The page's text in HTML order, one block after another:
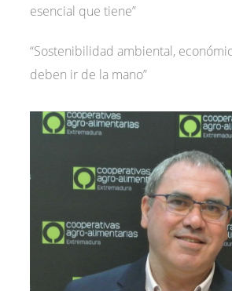
esencial que tiene”
“Sostenibilidad ambiental,
deben ir de la mano”